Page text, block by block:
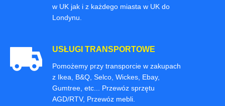
w UK jak i z każdego miasta w UK do
Londynu.
USŁUGI TRANSPORTOWE
Pomożemy przy transporcie w zakupach
z Ikea, B&Q, Selco, Wickes, Ebay,
Gumtree, etc... Przewóz sprzętu
AGD/RTV, Przewóz mebli.